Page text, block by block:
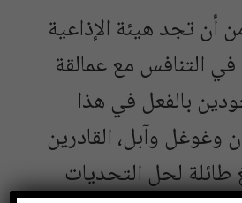
أن تجد هيئة الإذاعية
في التنافس مع عمالقة
بالفعل في هذا
وغوغل وآبل، القادرين
طائلة لحل التحديات